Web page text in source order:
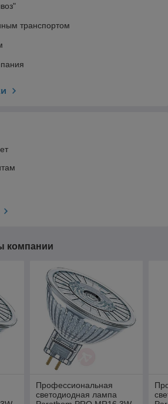
транспортом
компании
Профессиональная
светодиодная лампа